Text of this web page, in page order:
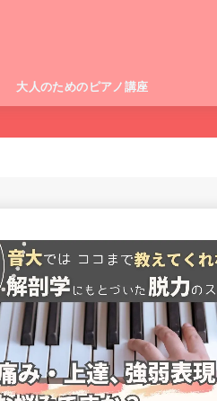
大人のためのピアノ講座